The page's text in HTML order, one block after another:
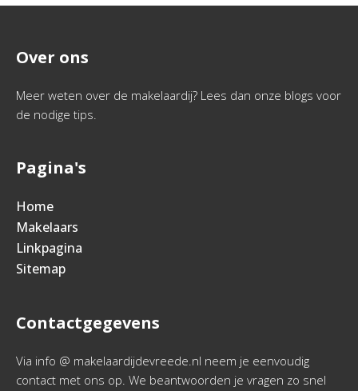
Over ons
Meer weten over de makelaardij? Lees dan onze blogs voor
de nodige tips.
Pagina's
Home
Makelaars
Linkpagina
Sitemap
Contactgegevens
Via info @ makelaardijdevreede.nl neem je eenvoudig
contact met ons op. We beantwoorden je vragen zo snel